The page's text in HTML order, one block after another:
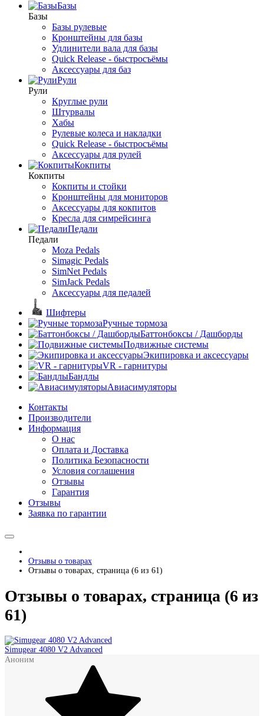
Базы
Базы
Базы рулевые
Кронштейны для базы
Удлинители вала для базы
Quick Release - быстросъёмы
Аксессуары для баз
Рули
Рули
Круглые рули
Штурвалы
Хабы
Рулевые колеса и накладки
Quick Release - быстросъёмы
Аксессуары для рулей
Кокпиты
Кокпиты
Кокпиты и стойки
Кронштейны для мониторов
Аксессуары для кокпитов
Кресла для симрейсинга
Педали
Педали
Moza Pedals
Simagic Pedals
SimNet Pedals
SimJack Pedals
Аксессуары для педалей
Шифтеры
Ручные тормоза
Баттонбоксы / Дашборды
Подвижные системы
Экипировка и аксессуары
VR - гарнитуры
Бандлы
Авиасимуляторы
Контакты
Производители
Информация
О нас
Оплата и Доставка
Политика Безопасности
Условия соглашения
Отзывы
Гарантия
Отзывы
Заявка по гарантии
Отзывы о товарах
Отзывы о товарах, cтраница (6 из 61)
Отзывы о товарах, cтраница (6 из
61)
Simugear 4080 V2 Advanced
Аноним